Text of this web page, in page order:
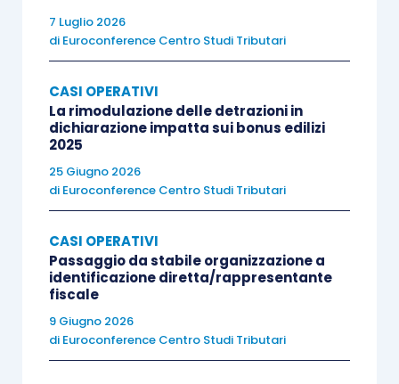
7 Luglio 2026
di Euroconference Centro Studi Tributari
CASI OPERATIVI
La rimodulazione delle detrazioni in
dichiarazione impatta sui bonus edilizi
2025
25 Giugno 2026
di Euroconference Centro Studi Tributari
CASI OPERATIVI
Passaggio da stabile organizzazione a
identificazione diretta/rappresentante
fiscale
9 Giugno 2026
di Euroconference Centro Studi Tributari